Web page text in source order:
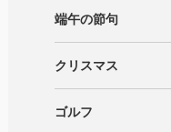
端午の節句
クリスマス
ゴルフ